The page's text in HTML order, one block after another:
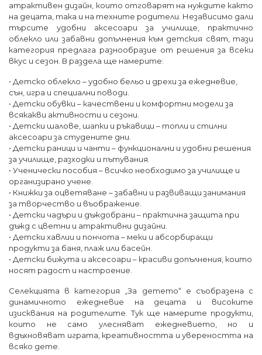
атрактивен дизайн, които отговарят на нуждите както
на децата, така и на техните родители. Независимо дали
търсите удобни аксесоари за училище, практично
облекло или забавни допълнения към детския свят, тази
категория предлага разнообразие от решения за всеки
вкус и сезон. В раздела ще намерите:
• Детско облекло – удобно бельо и дрехи за ежедневие,
сън, игра и специални поводи.
• Детски обувки – качествени и комфортни модели за
всякакви активности и сезони.
• Детски шалове, шапки и ръкавици – топли и стилни
аксесоари за студените дни.
• Детски раници и чанти – функционални и удобни решения
за училище, разходки и пътувания.
• Ученически пособия – всичко необходимо за училище и
организирано учене.
• Книжки за оцветяване – забавни и развиващи занимания
за творчество и въображение.
• Детски чадъри и дъждобрани – практична защита при
дъжд с цветни и атрактивни дизайни.
• Детски хавлии и пончота – меки и абсорбиращи
продукти за баня, плаж или басейн.
• Детски бижута и аксесоари – красиви допълнения, които
носят радост и настроение.
Селекцията в категория „За детето“ е съобразена с
динамичното ежедневие на децата и високите
изисквания на родителите. Тук ще намерите продукти,
които не само улесняват ежедневието, но и
вдъхновяват играта, креативността и увереността на
всяко дете.